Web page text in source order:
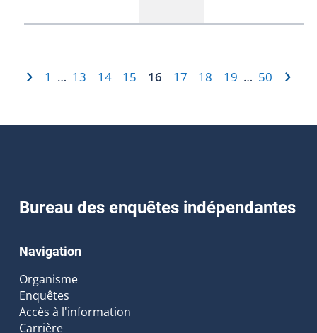
1 … 13 14 15 16 17 18 19 … 50
Bureau des enquêtes indépendantes
Navigation
Organisme
Enquêtes
Accès à l'information
Carrière